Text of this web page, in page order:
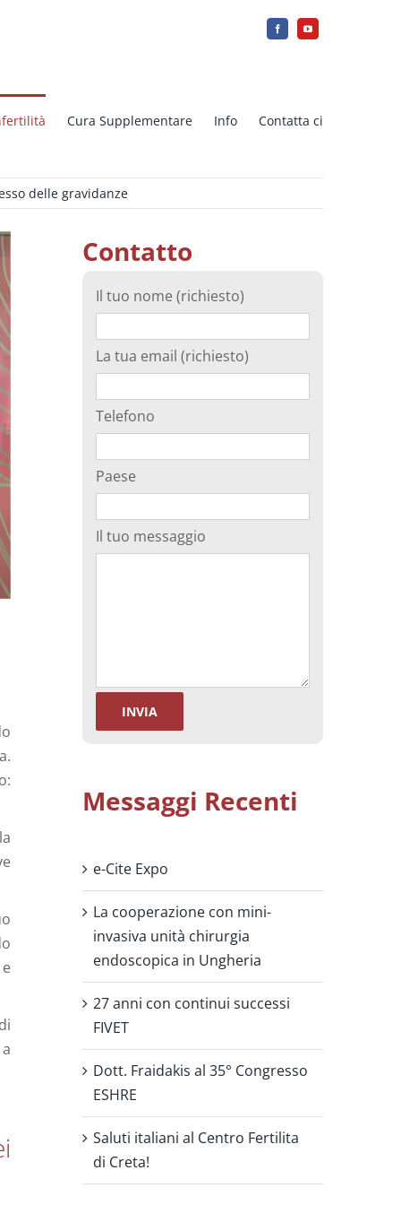
Ovodonazione Di Ovociti Freschi
Cura Supplementare Info Contatta ci
delle gravidanze
Contatto
Il tuo nome (richiesto)
La tua email (richiesto)
Telefono
Paese
Il tuo messaggio
Messaggi Recenti
e-Cite Expo
La cooperazione con mini-
invasiva unità chirurgia
endoscopica in Ungheria
27 anni con continui successi
FIVET
Dott. Fraidakis al 35° Congresso
ESHRE
Saluti italiani al Centro Fertilita
di Creta!